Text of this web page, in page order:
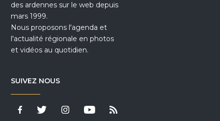
des ardennes sur le web depuis
mars 1999.
Nous proposons l'agenda et
l'actualité régionale en photos
et vidéos au quotidien.
SUIVEZ NOUS